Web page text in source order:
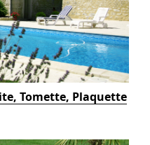
Tomette, Plaquette